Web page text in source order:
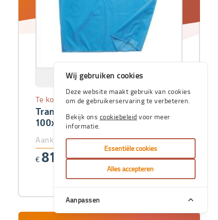
Transferlaken HyperGlide
100x70
Te koop
Aankoopprijs
€ 81 ,69
Wij gebruiken cookies
Deze website maakt gebruik van cookies
om de gebruikerservaring te verbeteren.
Bekijk ons cookiebeleid voor meer
informatie.
Essentiële cookies
Alles accepteren
Aanpassen